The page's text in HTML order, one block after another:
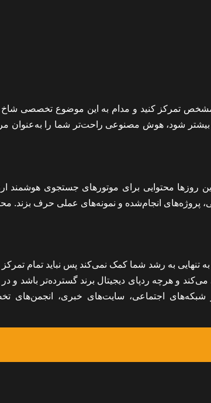
مشخص تمرکز کنید و مدام به این موضوع تخصصی
بیشتر شود، هوش مصنوعی راحت‌تر شما را به‌عنوان
روزها محتوایی برای موتورهای جستجوی هوشمند
پروژه‌های انجام‌شده و نمونه‌های عملی حرف بزند.
به رشد شما کمک نمی‌کند پس نباید تمام تمرکز
و هرچه ردپای دیجیتال برند گسترده‌تر باشد و در
شبکه‌های اجتماعی، سایت‌های خبری، انجمن‌های